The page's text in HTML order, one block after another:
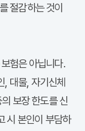
절감하는 것이
험은 아닙니다.
, 대물, 자기신체
보장 한도를 신
시 본인이 부담하